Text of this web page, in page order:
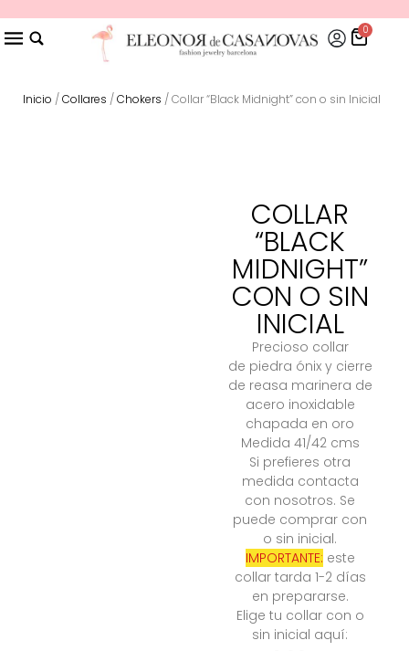
0
Inicio /Collares /Chokers / Collar “Black Midnight” con o sin Inicial
COLLAR
“BLACK
MIDNIGHT”
CON O SIN
INICIAL
Precioso collar
de piedra ónix y cierre
de reasa marinera de
acero inoxidable
chapada en oro
Medida 41/42 cms
Si prefieres otra
medida contacta
con nosotros. Se
puede comprar con
o sin inicial.
IMPORTANTE: este
collar tarda 1-2 días
en prepararse.
Elige tu collar con o
sin inicial aquí: